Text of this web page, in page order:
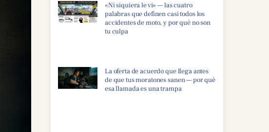
«Ni siquiera le vi» — las cuatro
palabras que definen casi todos los
accidentes de moto, y por qué no son
tu culpa
La oferta de acuerdo que llega antes
de que tus moratones sanen — por qué
esa llamada es una trampa